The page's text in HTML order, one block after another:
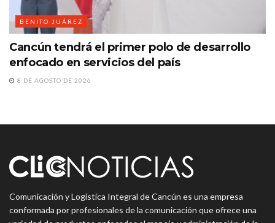
BENITO JUÁREZ
Cancún tendrá el primer polo de desarrollo
enfocado en servicios del país
8 DE AGOSTO DE 2026
Comunicación y Logística Integral de Cancún es una empresa
conformada por profesionales de la comunicación que ofrece una